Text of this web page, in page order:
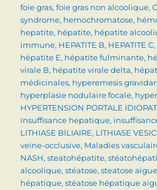
foie gras,foie gras non alcoolique,
syndrome, hemochromatose,
hepatite, hépatite, hépatite
immune, HEPATITE B, HEPATITE C,
hépatite E, hépatite fulminante,
virale B, hépatite virale delta,
médicinales, hyperemesis
hyperplasie nodulaire focale,
HYPERTENSION PORTALE
insuffisance hepatique,
LITHIASE BILIAIRE, LITHIASE
veine-occlusive, Maladies
NASH,steatohépatite,
alcoolique,stéatose,steatose
hépatique,stéatose hépatique